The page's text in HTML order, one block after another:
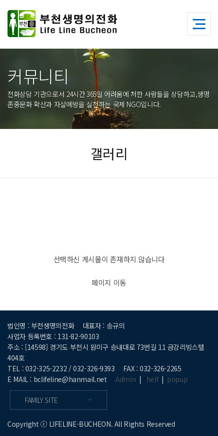
커뮤니티
전화상담 기관으로서 24시간 365일 어려움에 처한 사람들을 상담하고,생명
존중문화 확산과 자살예방을 실천하는 국제 NGO입니다.
갤러리
선택하신 게시물이 존재하지 않습니다
페이지 이동
법인명 : 부천생명의전화
대표자 : 송규의
사업자 등록번호 : 131-82-90103
주소 : [14598] 경기도 부천시 원미구 송내대로 73번길 11 금강리빙스텔
404호
TEL : 032-325-2232 / 032-326-9393
FAX : 032-326-2265
E MAIL : bclifeline@hanmail.net
Admin | helf| popup
Copyright ⓒ LIFELINE-BUCHEON. All Rights Reserved
FAMILY SITE